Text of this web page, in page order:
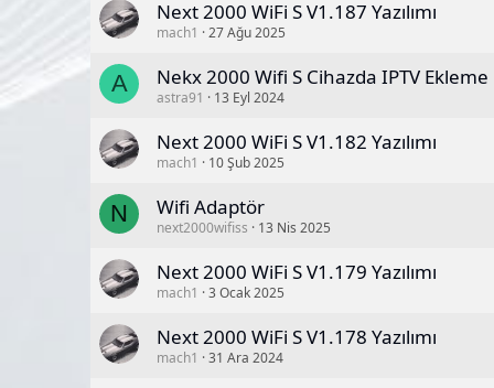
Next 2000 WiFi S V1.187 Yazılımı
mach1 27 Ağu 2025
A Nekx 2000 Wifi S Cihazda IPTV Ekleme
astra91 13 Eyl 2024
Next 2000 WiFi S V1.182 Yazılımı
mach1 10 Şub 2025
N Wifi Adaptör
next2000wifiss 13 Nis 2025
Next 2000 WiFi S V1.179 Yazılımı
mach1 3 Ocak 2025
Next 2000 WiFi S V1.178 Yazılımı
mach1 31 Ara 2024